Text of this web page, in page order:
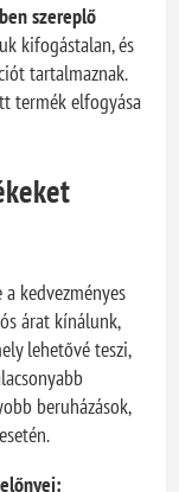
szereplő
kifogástalan, és
tartalmaznak.
termék elfogyása
kedvezményes
árat kínálunk,
lehetővé teszi,
beruházások,